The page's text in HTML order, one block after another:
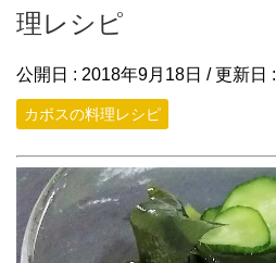
理レシピ
公開日 : 2018年9月18日 / 更新日 :
カボスの料理レシピ